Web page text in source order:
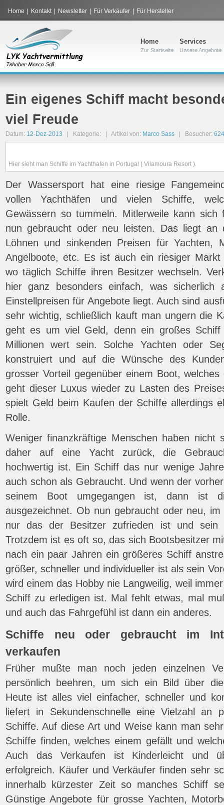
Home Kontakt Newsletter Für Verkäufer Für Hersteller
Home
Zur Startseite
Services
Unsere Angebote
Ein eigenes Schiff macht
viel Freude
Datum: 12-Dez-2013 | Kategorie: | Artikel von: Marco Sass | Besucher:
Hier sieht man Schiffe im Yachthafen in Portugal ( Vilamoura Resort ).
Der Wassersport hat eine riesige
vollen Yachthäfen und vielen Schiffe,
Gewässern so tummeln. Mitlerweile kann
nun gebraucht oder neu leisten. Das liegt an
Löhnen und sinkenden Preisen für Yachten,
Angelboote, etc. Es ist auch ein riesiger
wo täglich Schiffe ihren Besitzer wechseln.
hier ganz besonders einfach, was sicherlich
Einstellpreisen für Angebote liegt. Auch sind
sehr wichtig, schließlich kauft man ungern die
geht es um viel Geld, denn ein großes Schiff
Millionen wert sein. Solche Yachten oder
konstruiert und auf die Wünsche des
grosser Vorteil gegenüber einem Boot,
geht dieser Luxus wieder zu Lasten des
spielt Geld beim Kaufen der Schiffe allerdings
Rolle.
Weniger finanzkräftige Menschen haben nicht
daher auf eine Yacht zurück, die
hochwertig ist. Ein Schiff das nur wenige
auch schon als Gebraucht. Und wenn der
seinem Boot umgegangen ist, dann ist
ausgezeichnet. Ob nun gebraucht oder neu,
nur das der Besitzer zufrieden ist und sein
Trotzdem ist es oft so, das sich Bootsbesitzer
nach ein paar Jahren ein größeres Schiff
größer, schneller und individueller ist als sein
wird einem das Hobby nie Langweilig, weil
Schiff zu erledigen ist. Mal fehlt etwas, mal
und auch das Fahrgefühl ist dann ein anderes.
Schiffe neu oder gebraucht im
verkaufen
Früher mußte man noch jeden einzelnen
persönlich beehren, um sich ein Bild über
Heute ist alles viel einfacher, schneller und
liefert in Sekundenschnelle eine Vielzahl an
Schiffe. Auf diese Art und Weise kann man
Schiffe finden, welches einem gefällt und
Auch das Verkaufen ist Kinderleicht und
erfolgreich. Käufer und Verkäufer finden sehr
innerhalb kürzester Zeit so manches Schiff
Günstige Angebote für grosse Yachten,